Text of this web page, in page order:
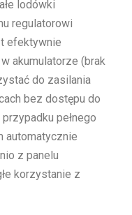
lodówki
regulatorowi
efektywnie
akumulatorze (brak
do zasilania
bez dostępu do
pełnego
automatycznie
z panelu
korzystanie z